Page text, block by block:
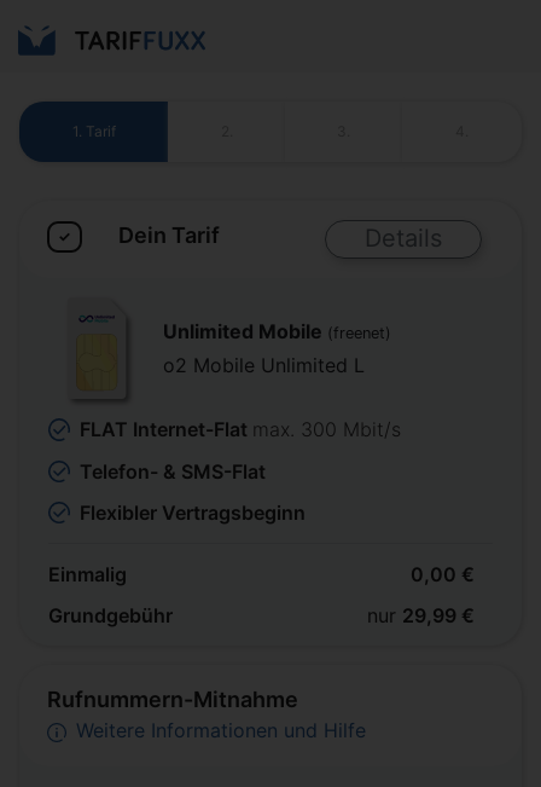
1. Tarif
Rufnummern-Mitnahme
Weitere Informationen und Hilfe
✓ Dein Tarif Details
Unlimited Mobile (freenet)
o2 Mobile Unlimited L
FLAT Internet-Flat max. 300 Mbit/s
Telefon- & SMS-Flat
Flexibler Vertragsbeginn
Einmalig
0,00 €
Grundgebühr
nur 29,99 €